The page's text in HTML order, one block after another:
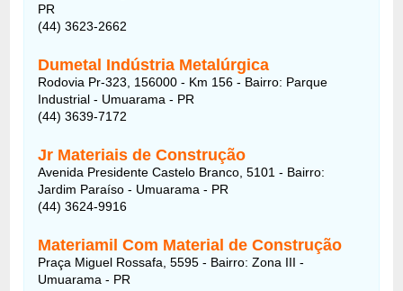
PR
(44) 3623-2662
Dumetal Indústria Metalúrgica
Rodovia Pr-323, 156000 - Km 156 - Bairro: Parque
Industrial - Umuarama - PR
(44) 3639-7172
Jr Materiais de Construção
Avenida Presidente Castelo Branco, 5101 - Bairro:
Jardim Paraíso - Umuarama - PR
(44) 3624-9916
Materiamil Com Material de Construção
Praça Miguel Rossafa, 5595 - Bairro: Zona III -
Umuarama - PR